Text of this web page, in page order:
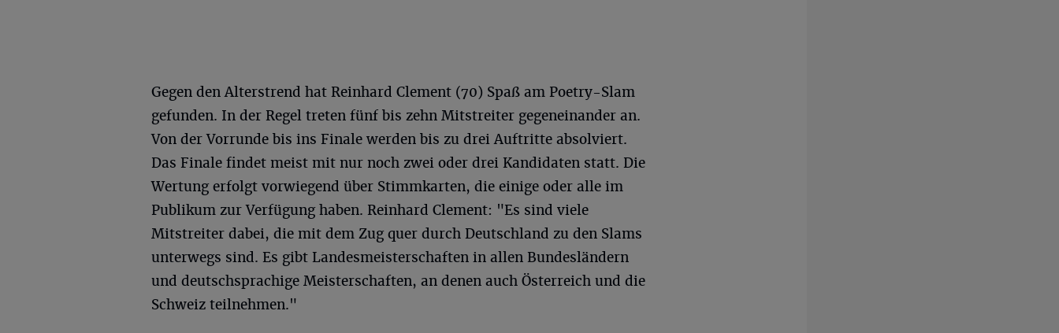
Gegen den Alterstrend hat Reinhard Clement (70) Spaß am Poetry-Slam
gefunden. In der Regel treten fünf bis zehn Mitstreiter gegeneinander an.
Von der Vorrunde bis ins Finale werden bis zu drei Auftritte absolviert.
Das Finale findet meist mit nur noch zwei oder drei Kandidaten statt. Die
Wertung erfolgt vorwiegend über Stimmkarten, die einige oder alle im
Publikum zur Verfügung haben. Reinhard Clement: "Es sind viele
Mitstreiter dabei, die mit dem Zug quer durch Deutschland zu den Slams
unterwegs sind. Es gibt Landesmeisterschaften in allen Bundesländern
und deutschsprachige Meisterschaften, an denen auch Österreich und die
Schweiz teilnehmen."